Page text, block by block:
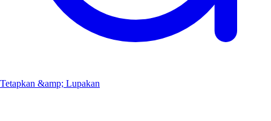
Tetapkan &amp; Lupakan